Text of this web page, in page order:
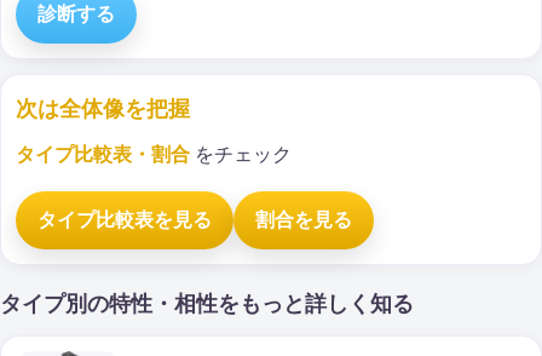
診断する
次は全体像を把握
タイプ比較表・割合 をチェック
タイプ比較表を見る 割合を見る
タイプ別の特性・相性をもっと詳しく知る